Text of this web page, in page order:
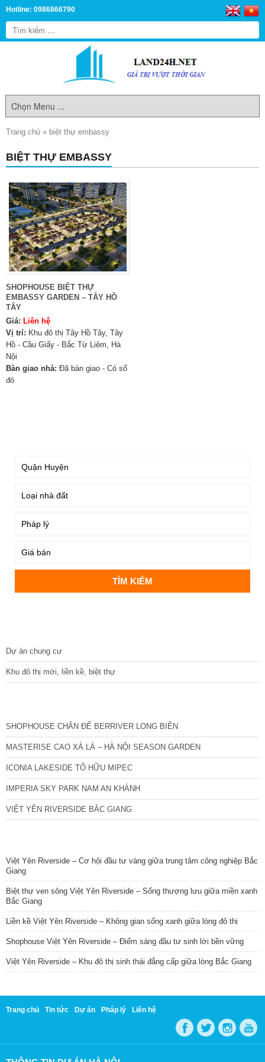
Hotline: 0986866790
Trang chủ » biệt thự embassy
BIỆT THỰ EMBASSY
SHOPHOUSE BIỆT THỰ
EMBASSY GARDEN – TÂY HỒ
TÂY
Giá: Liên hệ
Vị trí: Khu đô thị Tây Hồ Tây, Tây
Hồ - Cầu Giấy - Bắc Từ Liêm, Hà
Nội
Bàn giao nhà: Đã bàn giao - Có sổ
đỏ
Dự án chung cư
Khu đô thị mới, liền kề, biệt thự
SHOPHOUSE CHÂN ĐẾ BERRIVER LONG BIÊN
MASTERISE CAO XÀ LÁ – HÀ NỘI SEASON GARDEN
ICONIA LAKESIDE TỐ HỮU MIPEC
IMPERIA SKY PARK NAM AN KHÁNH
VIỆT YÊN RIVERSIDE BẮC GIANG
Việt Yên Riverside – Cơ hội đầu tư vàng giữa trung tâm công nghiệp Bắc
Giang
Biệt thự ven sông Việt Yên Riverside – Sống thượng lưu giữa miền xanh
Bắc Giang
Liền kề Việt Yên Riverside – Không gian sống xanh giữa lòng đô thị
Shophouse Việt Yên Riverside – Điểm sáng đầu tư sinh lời bền vững
Việt Yên Riverside – Khu đô thị sinh thái đẳng cấp giữa lòng Bắc Giang
Trang chủ Tin tức Dự án Pháp lý Liên hệ